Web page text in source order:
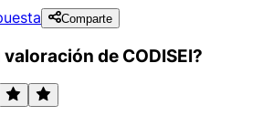
Comparte
de CODISEI?